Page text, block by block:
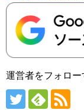
運営者をフォロー